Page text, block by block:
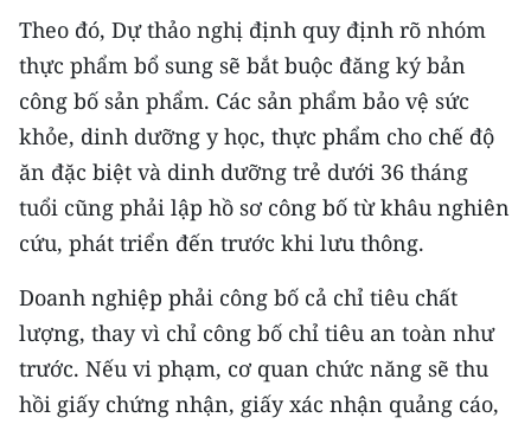
ĐỌC BÁO IN
ENGLISH
中文
FRANÇAIS
РУССКИЙ
ESPAÑOL
한국어
Theo đó, Dự thảo nghị định quy định rõ nhóm
thực phẩm bổ sung sẽ bắt buộc đăng ký bản
công bố sản phẩm. Các sản phẩm bảo vệ sức
khỏe, dinh dưỡng y học, thực phẩm cho chế độ
ăn đặc biệt và dinh dưỡng trẻ dưới 36 tháng
tuổi cũng phải lập hồ sơ công bố từ khâu nghiên
cứu, phát triển đến trước khi lưu thông.
Doanh nghiệp phải công bố cả chỉ tiêu chất
lượng, thay vì chỉ công bố chỉ tiêu an toàn như
trước. Nếu vi phạm, cơ quan chức năng sẽ thu
hồi giấy chứng nhận, giấy xác nhận quảng cáo,